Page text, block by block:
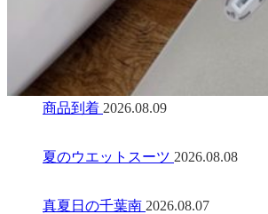
商品到着 2026.08.09
夏のウエットスーツ 2026.08.08
真夏日の千葉南 2026.08.07